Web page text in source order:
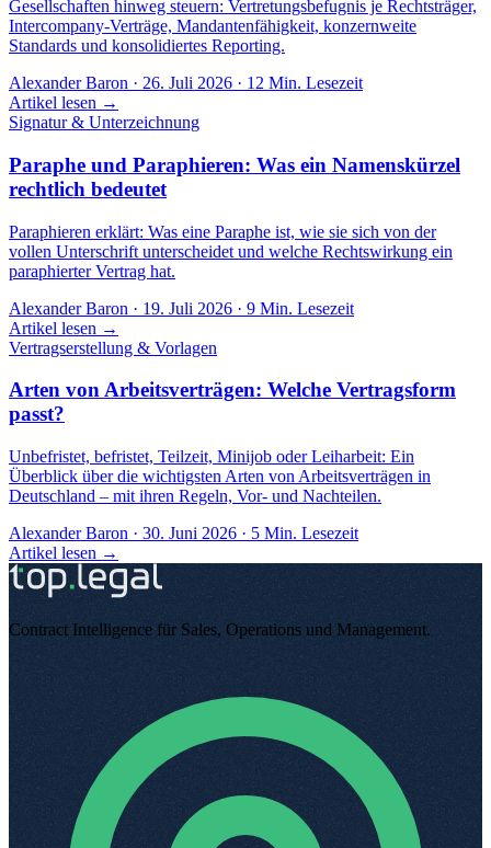
Gesellschaften hinweg steuern: Vertretungsbefugnis je Rechtsträger,
Intercompany-Verträge, Mandantenfähigkeit, konzernweite
Standards und konsolidiertes Reporting.
Alexander Baron · 26. Juli 2026 · 12 Min. Lesezeit
Artikel lesen →
Signatur & Unterzeichnung
Paraphe und Paraphieren: Was ein Namenskürzel
rechtlich bedeutet
Paraphieren erklärt: Was eine Paraphe ist, wie sie sich von der
vollen Unterschrift unterscheidet und welche Rechtswirkung ein
paraphierter Vertrag hat.
Alexander Baron · 19. Juli 2026 · 9 Min. Lesezeit
Artikel lesen →
Vertragserstellung & Vorlagen
Arten von Arbeitsverträgen: Welche Vertragsform
passt?
Unbefristet, befristet, Teilzeit, Minijob oder Leiharbeit: Ein
Überblick über die wichtigsten Arten von Arbeitsverträgen in
Deutschland – mit ihren Regeln, Vor- und Nachteilen.
Alexander Baron · 30. Juni 2026 · 5 Min. Lesezeit
Artikel lesen →
Contract Intelligence für Sales, Operations und Management.